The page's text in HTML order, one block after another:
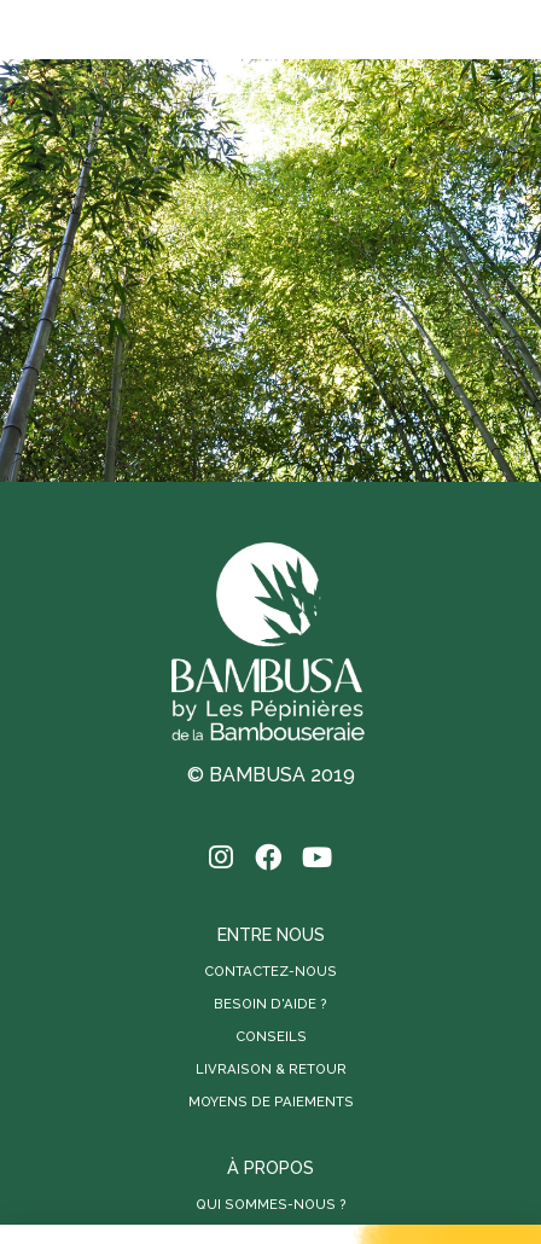
© BAMBUSA 2019
ENTRE NOUS
CONTACTEZ-NOUS
BESOIN D'AIDE ?
CONSEILS
LIVRAISON & RETOUR
MOYENS DE PAIEMENTS
À PROPOS
QUI SOMMES-NOUS ?